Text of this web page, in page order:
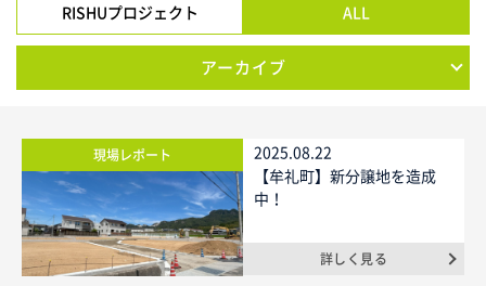
MARIMO Life Story
ニュース
イベントに参加
RISHUプロジェクト
ALL
アーカイブ
現場レポート
2025.08.22
【牟礼町】新分譲地を造成
中！
詳しく見る